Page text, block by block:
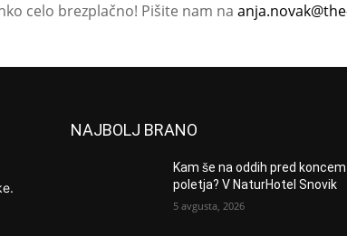
celo brezplačno! Pišite nam na
NAJBOLJ BRANO
Kam še na oddih pred koncem
poletja? V NaturHotel Snovik
5 avgusta, 2026